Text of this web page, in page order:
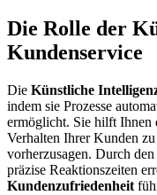
Die Rolle der
Kundenservice
Die Künstliche
indem sie Prozesse
ermöglicht. Sie hilft
Verhalten Ihrer Kunden
vorherzusagen. Durch
präzise Reaktionszeiten
Kundenzufriedenheit